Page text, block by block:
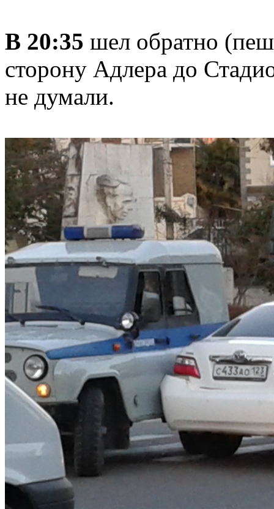
В 20:35 шел обратно
сторону Адлера до
не думали.